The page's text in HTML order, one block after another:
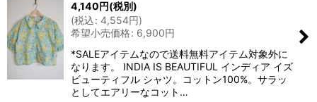
4,140円(税別)
(税込: 4,554円)
希望小売価格: 6,900円
*SALEアイテムなので送料無料アイテム対象外に
なります。 INDIA IS BEAUTIFUL インディア イズ
ビューティフル シャツ。コットン100%。サラッ
としてエアリーなコット…